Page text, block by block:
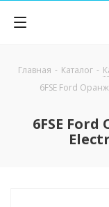
Главная - Каталог -
6FSE Ford
6FSE